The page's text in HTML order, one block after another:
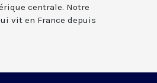
centrale. Notre
vit en France depuis